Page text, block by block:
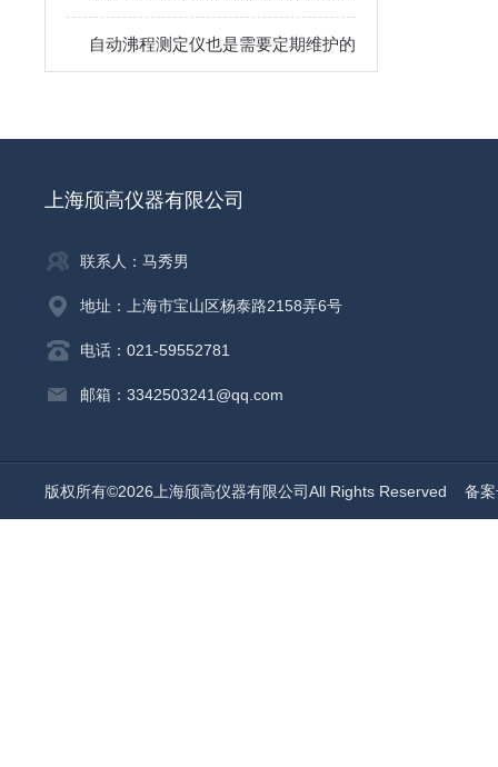
自动沸程测定仪也是需要定期维护的
上海颀高仪器有限公司
联系人：马秀男
地址：上海市宝山区杨泰路2158弄6号
电话：021-59552781
邮箱：3342503241@qq.com
版权所有©2026上海颀高仪器有限公司All Rights Reserved 备